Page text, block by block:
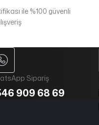
ile %100 güvenli
Sipariş
909 68 69